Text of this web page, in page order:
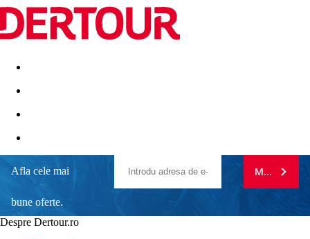
Destinatii Vacanta perfecta OFERTE DE NERATAT
Afla cele mai
bune oferte.
MA
Despre Dertour.ro